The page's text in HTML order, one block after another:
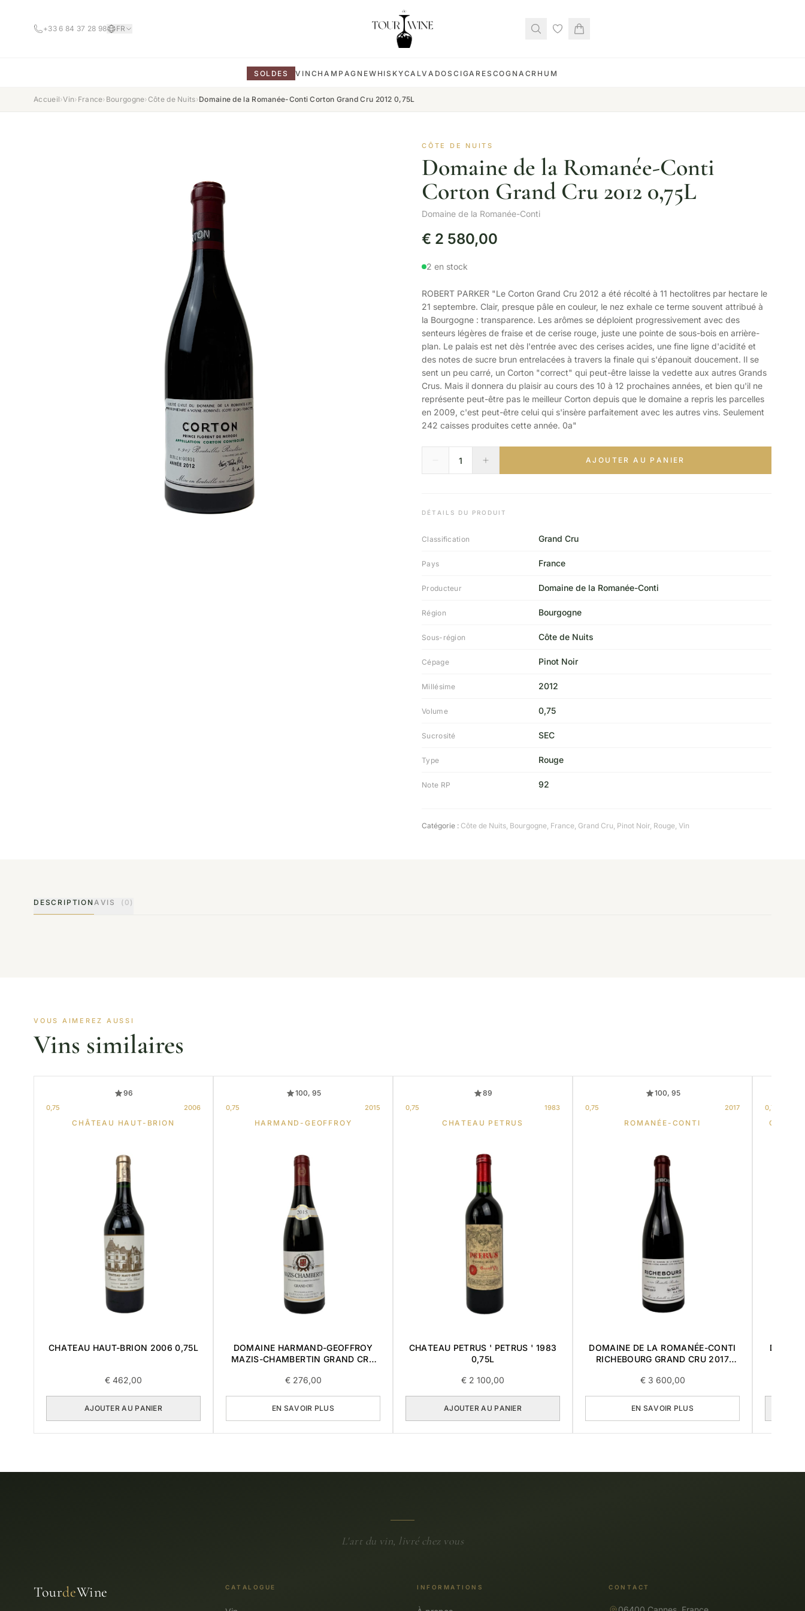
+33 6 84 37 28 98 FR
SOLDES VIN CHAMPAGNEWHISKYCALVADOS CIGARES COGNAC RHUM
Accueil›Vin› France› Bourgogne›Côte de Nuits›Domaine de la Romanée-Conti Corton Grand Cru 2012 0,75L
CÔTE DE NUITS
Domaine de la Romanée-Conti
Corton Grand Cru 2012 0,75L
Domaine de la Romanée-Conti
€ 2 580,00
2 en stock
ROBERT PARKER "Le Corton Grand Cru 2012 a été récolté à 11 hectolitres par hectare le
21 septembre. Clair, presque pâle en couleur, le nez exhale ce terme souvent attribué à
la Bourgogne : transparence. Les arômes se déploient progressivement avec des
senteurs légères de fraise et de cerise rouge, juste une pointe de sous-bois en arrière-
plan. Le palais est net dès l'entrée avec des cerises acides, une fine ligne d'acidité et
des notes de sucre brun entrelacées à travers la finale qui s'épanouit doucement. Il se
sent un peu carré, un Corton "correct" qui peut-être laisse la vedette aux autres Grands
Crus. Mais il donnera du plaisir au cours des 10 à 12 prochaines années, et bien qu'il ne
représente peut-être pas le meilleur Corton depuis que le domaine a repris les parcelles
en 2009, c'est peut-être celui qui s'insère parfaitement avec les autres vins. Seulement
242 caisses produites cette année. 0a"
AJOUTER AU PANIER
DÉTAILS DU PRODUIT
Classification Grand Cru
Pays France
Producteur Domaine de la Romanée-Conti
Région Bourgogne
Sous-région Côte de Nuits
Cépage Pinot Noir
Millésime 2012
Volume 0,75
Sucrosité SEC
Type Rouge
Note RP 92
Catégorie : Côte de Nuits, Bourgogne, France, Grand Cru, Pinot Noir, Rouge, Vin
DESCRIPTION AVIS (0)
VOUS AIMEREZ AUSSI
Vins similaires
96
0,75 2006
CHÂTEAU HAUT-BRION
CHATEAU HAUT-BRION 2006 0,75L
€ 462,00
AJOUTER AU PANIER
100, 95
0,75 2015
HARMAND-GEOFFROY
DOMAINE HARMAND-GEOFFROY
MAZIS-CHAMBERTIN GRAND CRU
€276,00
EN SAVOIR PLUS
89
0,75 1983
CHATEAU PETRUS
CHATEAU PETRUS ' PETRUS ' 1983
0,75L
€ 2 100,00
AJOUTER AU PANIER
100, 95
0,75 2017
ROMANÉE-CONTI
DOMAINE DE LA ROMANÉE-CONTI
RICHEBOURG GRAND CRU 2017
€3 600,00
EN SAVOIR PLUS
0,75
L'art du vin, livré chez vous
TourdeWine CATALOGUE INFORMATIONS CONTACT